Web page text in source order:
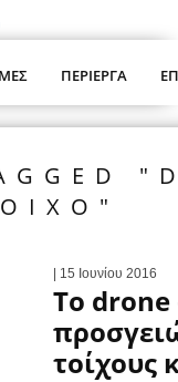
ΠΕΡΊΕΡΓΑ
| 15 Ιουνίου 2016
Το
τοίχους